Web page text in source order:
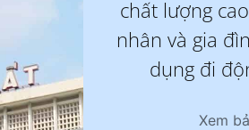
chất lượng
nhân và gia
dụng đi
Xem